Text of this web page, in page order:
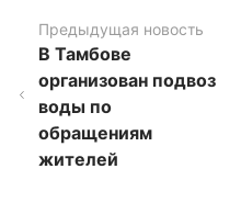
Предыдущая новость
В Тамбове
организован подвоз
воды по
обращениям
жителей